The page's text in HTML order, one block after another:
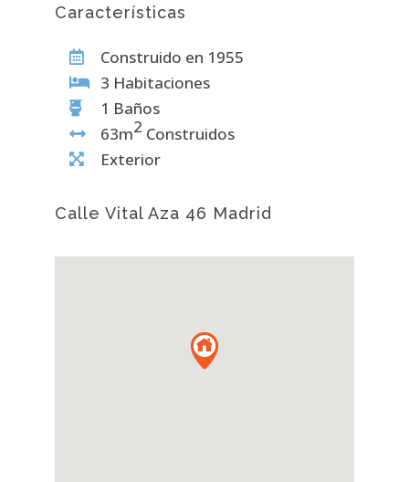
Características
Construido en 1955
3 Habitaciones
1 Baños
63m2 Construidos
Exterior
Calle Vital Aza 46 Madrid